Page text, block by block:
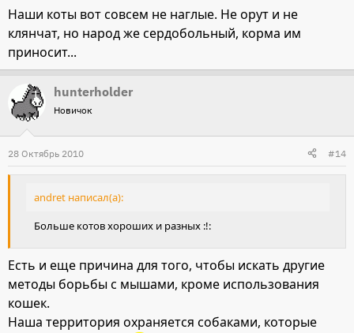
Наши коты вот совсем не наглые. Не орут и не
клянчат, но народ же сердобольный, корма им
приносит...
hunterholder
Новичок
28 Октябрь 2010 #14
andret написал(а):
Больше котов хороших и разных :!:
Есть и еще причина для того, чтобы искать другие
методы борьбы с мышами, кроме использования
кошек.
Наша территория охраняется собаками, которые